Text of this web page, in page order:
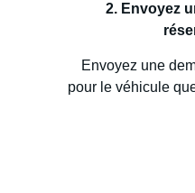
2. Envoyez
Envoyez une
pour le véhicule